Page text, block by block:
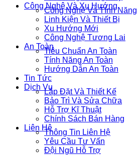
Công Nghệ Và Xu Hướng
Công Nghệ Và Tính Năng
Linh Kiện Và Thiết Bị
Xu Hướng Mới
Công Nghệ Tương Lai
An Toàn
Tiêu Chuẩn An Toàn
Tính Năng An Toàn
Hướng Dẫn An Toàn
Tin Tức
Dịch Vụ
Lắp Đặt Và Thiết Kế
Bảo Trì Và Sửa Chữa
Hỗ Trợ Kĩ Thuật
Chính Sách Bán Hàng
Liên Hệ
Thông Tin Liên Hệ
Yêu Cầu Tư Vấn
Đội Ngũ Hỗ Trợ